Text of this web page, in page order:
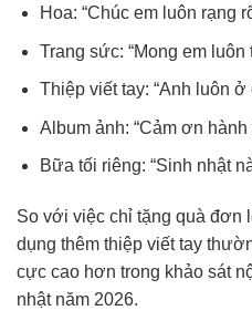
Hoa: “Chúc em luôn rạng
Trang sức: “Mong em luôn
Thiệp viết tay: “Anh luôn ở
Album ảnh: “Cảm ơn hành
Bữa tối riêng: “Sinh nhật
So với việc chỉ tặng quà đơn
dụng thêm thiệp viết tay
cực cao hơn trong khảo sát
nhật năm 2026.